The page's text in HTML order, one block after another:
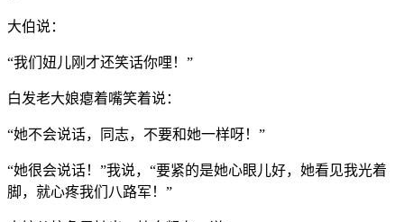
大伯说：
“我们妞儿刚才还笑话你哩！”
白发老大娘瘪着嘴笑着说：
“她不会说话，同志，不要和她一样呀！”
“她很会说话！”我说，“要紧的是她心眼儿好，她看见我光着
脚，就心疼我们八路军！”